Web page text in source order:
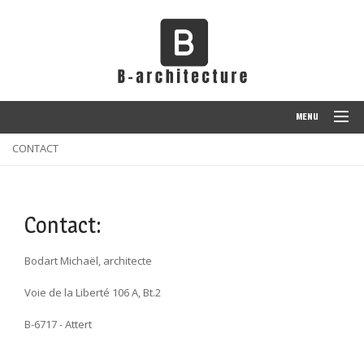
MENU
ACCUEIL
RÉALISATIONS
CONTACT
Contact:
Bodart Michaël, architecte
Voie de la Liberté 106 A, Bt.2
B-6717 - Attert